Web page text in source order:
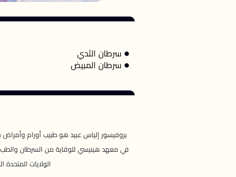
سرطان الثدي
سرطان المبيض
بروفيسور إلياس عبيد هو طبيب أورام
في معهد هينيسي للوقاية من السرطان والطب
الولايات